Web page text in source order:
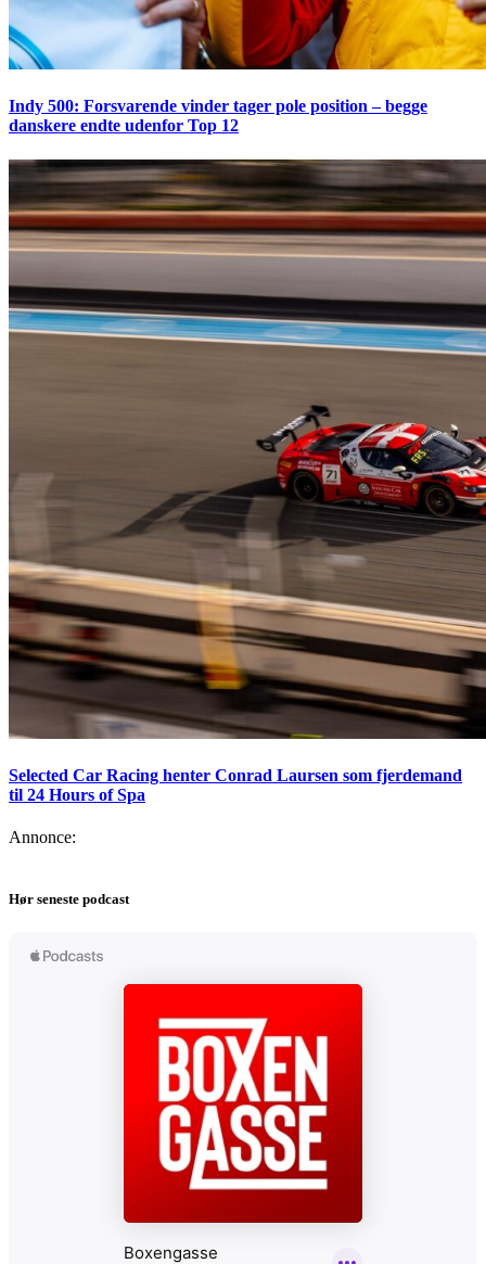
Indy 500: Forsvarende vinder tager pole position – begge
danskere endte udenfor Top 12
Selected Car Racing henter Conrad Laursen som fjerdemand
til 24 Hours of Spa
Annonce:
Hør seneste podcast